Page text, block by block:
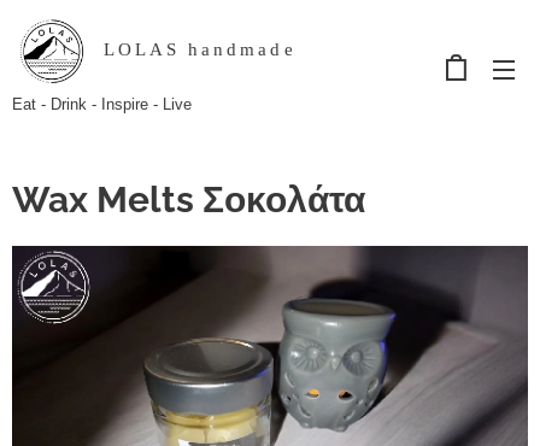
LOLAS handmade
Eat - Drink - Inspire - Live
Wax Melts Σοκολάτα